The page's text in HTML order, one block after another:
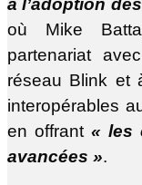
où Mike
partenariat
réseau Blink et
interopérables
en offrant « les
avancées ».